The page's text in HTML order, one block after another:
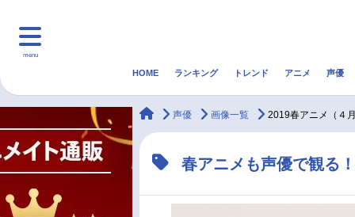
menu
マンガ・ラノベ ゲーム・アプリ 音楽
最新記事一覧
HOME ランキング トレンド アニメ 声優
animateTimes
声優 画像一覧 2019春アニメ（４
春アニメも声優で観る